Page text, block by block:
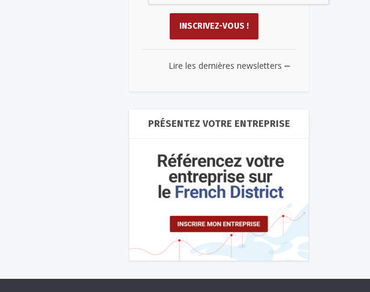
Lire les dernières newsletters ...
PRÉSENTEZ VOTRE ENTREPRISE